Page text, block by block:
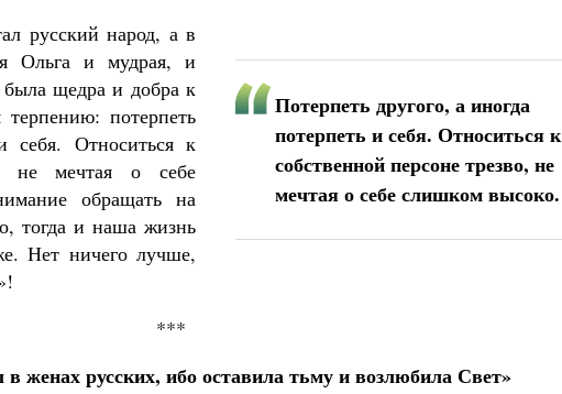
Потерпеть другого, а иногда
потерпеть и себя. Относиться к
собственной персоне трезво, не
мечтая о себе слишком высоко.
русский народ, а в
Ольга и мудрая, и
щедра и добра к
потерпеть
себя. Относиться к
не мечтая о себе
обращать на
тогда и наша жизнь
Нет ничего лучше,
***
в женах русских, ибо оставила тьму и возлюбила Свет»